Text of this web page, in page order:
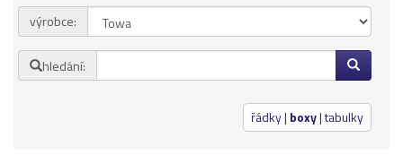
Přihlásit se
Nová registrace Ztráta hesla
výrobce:
hledání:
řádky| boxy|tabulky